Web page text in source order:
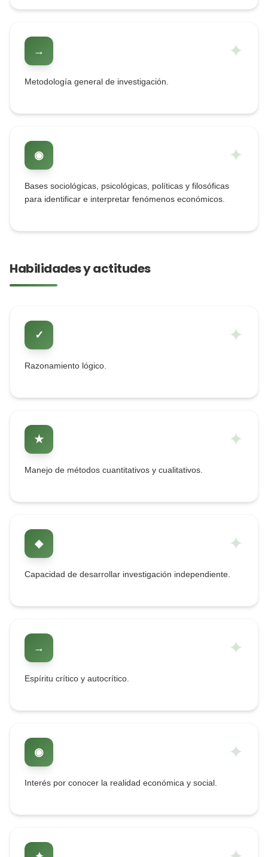
→ ✦
Metodología general de investigación.
◉ ✦
Bases sociológicas, psicológicas, políticas y filosóficas
para identificar e interpretar fenómenos económicos.
Habilidades y actitudes
✓ ✦
Razonamiento lógico.
★ ✦
Manejo de métodos cuantitativos y cualitativos.
◆ ✦
Capacidad de desarrollar investigación independiente.
→ ✦
Espíritu crítico y autocrítico.
◉ ✦
Interés por conocer la realidad económica y social.